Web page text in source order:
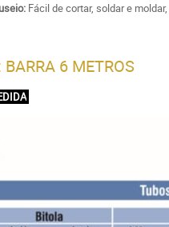
Fácil de cortar, soldar e
6 METROS